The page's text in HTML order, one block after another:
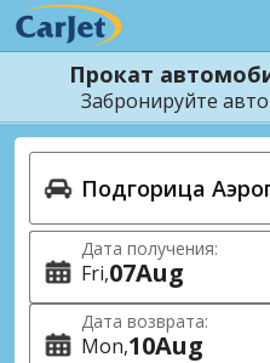
Прокат
Забронируйте
Дата получения:
Fri 07Aug
Дата возврата:
Mon 10Aug